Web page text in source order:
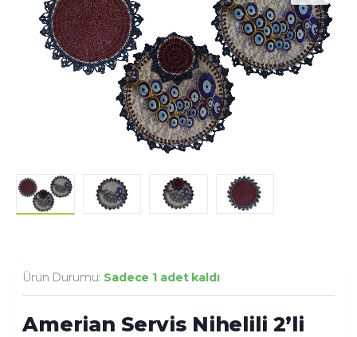
Ürün Durumu: Sadece 1 adet kaldı
Amerian Servis Nihelili 2’li